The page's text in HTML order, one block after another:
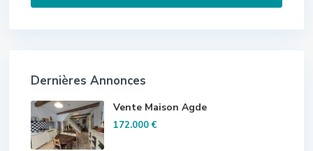
Dernières Annonces
Vente Maison Agde
172.000 €